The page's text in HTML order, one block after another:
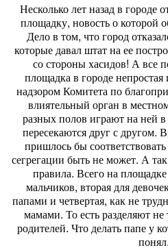
Несколько лет назад в
площадку, новость о
Дело в том, что город
которые давал штат на ее
со стороны хасидов! А все
площадка в городе
надзором Комитета по
влиятельный орган в
разных полов играют на ней
пересекаются друг с другом.
пришлось бы
сегрегации быть не может. А
правила. Всего на
мальчиков, вторая для
папами и четвертая, как не
мамами. То есть разделяют
родителей. Что делать папе у
понял.